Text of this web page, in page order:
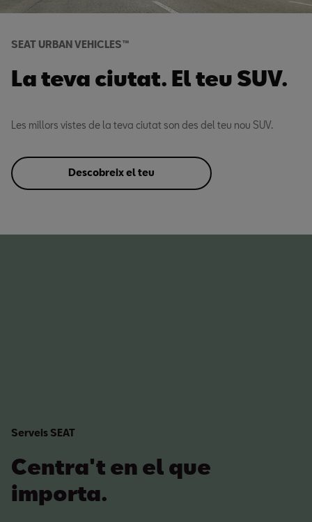
SEAT URBAN VEHICLES™
La teva ciutat. El teu SUV.
Les millors vistes de la teva ciutat son des del teu nou SUV.
Descobreix el teu
Serveis SEAT
Centra't en el que
importa.